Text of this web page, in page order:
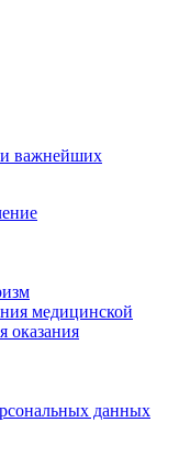
важнейших
медицинской
оказания
данных